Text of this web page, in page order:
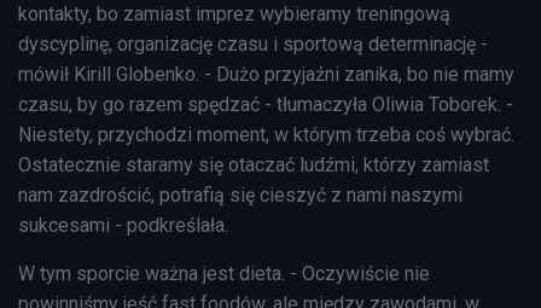
kontakty, bo zamiast imprez wybieramy treningową
dyscyplinę, organizację czasu i sportową determinację -
mówił Kirill Globenko. - Dużo przyjaźni zanika, bo nie mamy
czasu, by go razem spędzać - tłumaczyła Oliwia Toborek. -
Niestety, przychodzi moment, w którym trzeba coś wybrać.
Ostatecznie staramy się otaczać ludźmi, którzy zamiast
nam zazdrościć, potrafią się cieszyć z nami naszymi
sukcesami - podkreślała.
W tym sporcie ważna jest dieta. - Oczywiście nie